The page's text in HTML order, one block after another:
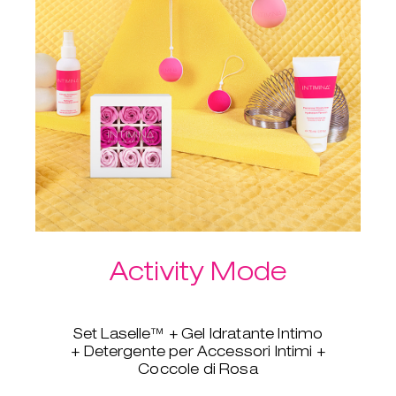
Un ulteriore vantaggio del
pacchetto: spedizione gratuita!
Activity Mode
Set Laselle™ + Gel Idratante Intimo
+ Detergente per Accessori Intimi +
Coccole di Rosa